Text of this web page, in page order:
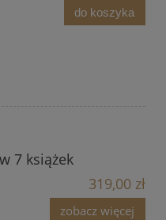
do koszyka
7 książek
319,00 zł
zobacz więcej